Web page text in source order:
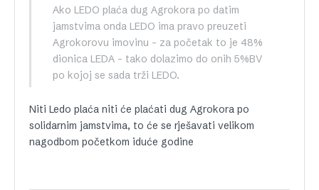
Ako LEDO plaća dug Agrokora po datim
jamstvima onda LEDO ima pravo preuzeti
Agrokorovu imovinu – za početak to je 48%
dionica LEDA – tako dolazimo do onih 5%BV
po kojoj se sada trži LEDO.
Niti Ledo plaća niti će plaćati dug Agrokora po
solidarnim jamstvima, to će se rješavati velikom
nagodbom početkom iduće godine